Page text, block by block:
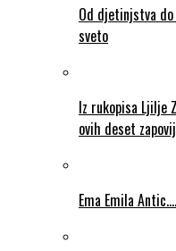
Od djetinjstva do
sveto
Iz rukopisa Ljilje
ovih deset
Ema Emila